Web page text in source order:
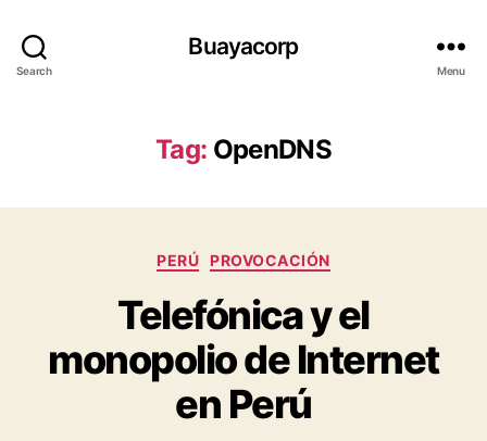
Search
Buayacorp
Menu
Tag: OpenDNS
Categories
PERÚ PROVOCACIÓN
Telefónica y el
monopolio de Internet
en Perú